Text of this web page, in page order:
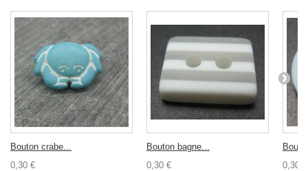
Bouton crabe...
0,30 €
Bouton bagne...
0,30 €
0,30 €